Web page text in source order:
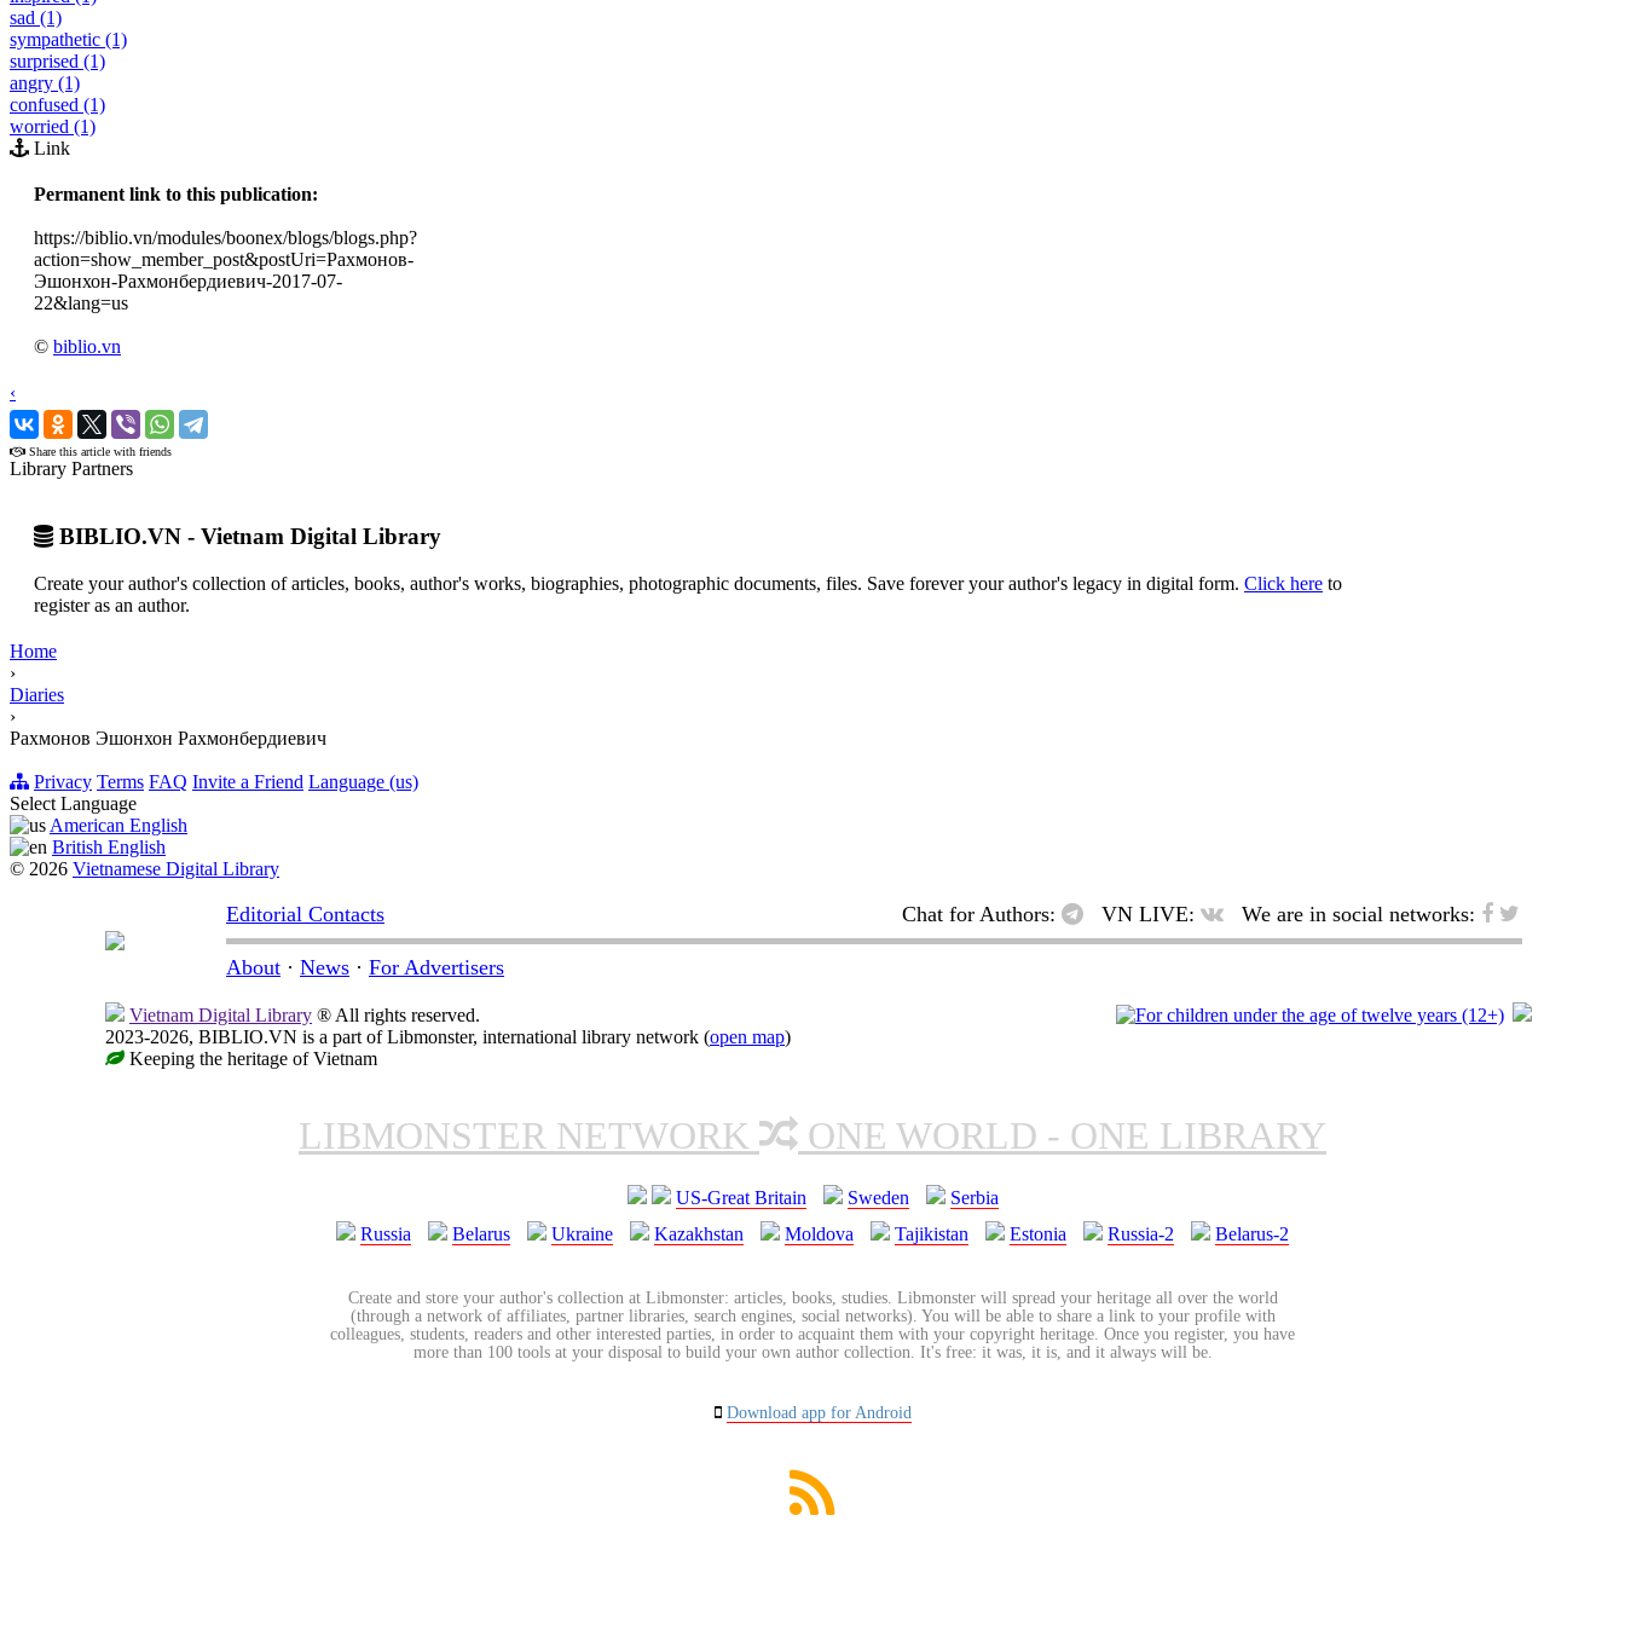
sad (1)
sympathetic (1)
surprised (1)
angry (1)
confused (1)
worried (1)
Link
Permanent link to this publication:
https://biblio.vn/modules/boonex/blogs/blogs.php?
action=show_member_post&postUri=Рахмонов-
Эшонхон-Рахмонбердиевич-2017-07-
22&lang=us
© biblio.vn
‹
›
Share this article with friends
Library Partners
BIBLIO.VN - Vietnam Digital Library
Create your author's collection of articles, books, author's works, biographies, photographic documents, files. Save forever your author's legacy in digital form. Click here to
register as an author.
Home
›
Diaries
›
Рахмонов Эшонхон Рахмонбердиевич
Privacy Terms FAQ Invite a Friend Language (us)
Select Language
American English
British English
© 2026 Vietnamese Digital Library
Editorial Contacts Chat for Authors: VN LIVE: We are in social networks:
About · News · For Advertisers
Vietnam Digital Library ® All rights reserved.
2023-2026, BIBLIO.VN is a part of Libmonster, international library network (open map)
Keeping the heritage of Vietnam
LIBMONSTER NETWORK ONE WORLD - ONE LIBRARY
US-Great Britain Sweden
Serbia
Russia
Belarus Ukraine Kazakhstan Moldova Tajikistan Estonia Russia-2 Belarus-2
Create and store your author's collection at Libmonster: articles, books, studies. Libmonster will spread your heritage all over the world
(through a network of affiliates, partner libraries, search engines, social networks). You will be able to share a link to your profile with
colleagues, students, readers and other interested parties, in order to acquaint them with your copyright heritage. Once you register, you have
more than 100 tools at your disposal to build your own author collection. It's free: it was, it is, and it always will be.
Download app for Android